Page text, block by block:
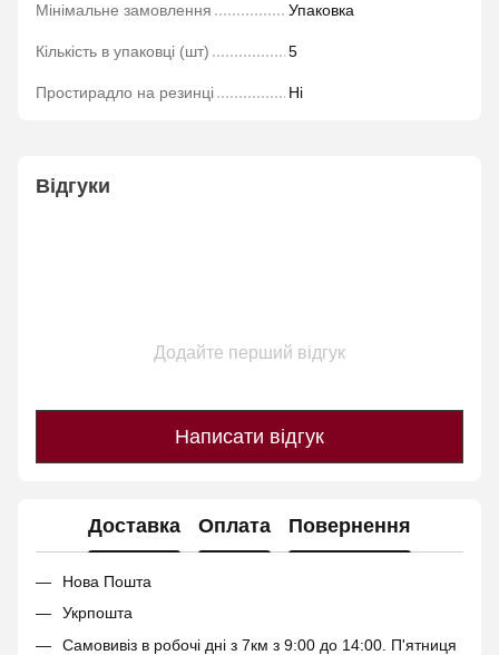
Мінімальне замовлення Упаковка
Кількість в упаковці (шт) 5
Простирадло на резинці Ні
Відгуки
Додайте перший відгук
Написати відгук
Доставка Оплата Повернення
Нова Пошта
Укрпошта
Самовивіз в робочі дні з 7км з 9:00 до 14:00. П'ятниця